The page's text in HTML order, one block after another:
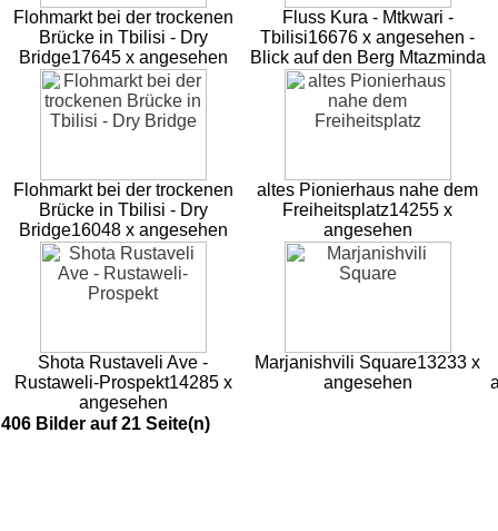
Flohmarkt bei der trockenen
Brücke in Tbilisi - Dry
Bridge17645 x angesehen
Fluss Kura - Mtkwari -
Tbilisi16676 x angesehen -
Blick auf den Berg Mtazminda
Flohmarkt bei der trockenen
Brücke in Tbilisi - Dry
Bridge16048 x angesehen
altes Pionierhaus nahe dem
Freiheitsplatz14255 x
angesehen
Shota Rustaveli Ave -
Rustaweli-Prospekt14285 x
angesehen
Marjanishvili Square13233 x
angesehen
406 Bilder auf 21 Seite(n)